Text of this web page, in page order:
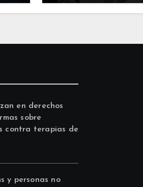
de plantón en
en derechos
sobre
contra terapias de
y personas no